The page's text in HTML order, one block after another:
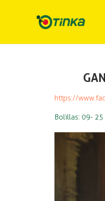
https://
Bolillas: 09-